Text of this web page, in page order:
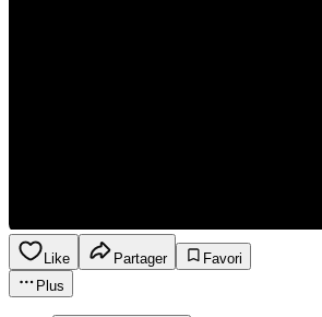
Like Partager
Favori
Plus